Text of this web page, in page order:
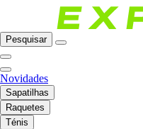
Pesquisar
Novidades
Sapatilhas
Raquetes
Ténis